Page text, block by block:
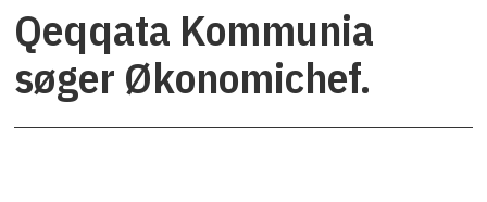
Qeqqata Kommunia
søger Økonomichef.